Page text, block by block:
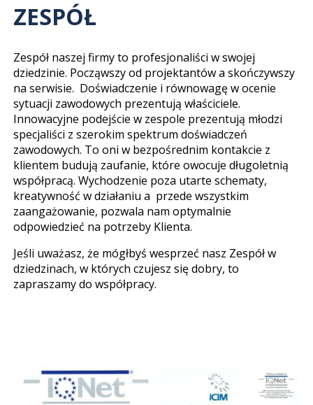
ZESPÓŁ
Zespół naszej firmy to profesjonaliści w swojej
dziedzinie. Począwszy od projektantów a skończywszy
na serwisie. Doświadczenie i równowagę w ocenie
sytuacji zawodowych prezentują właściciele.
Innowacyjne podejście w zespole prezentują młodzi
specjaliści z szerokim spektrum doświadczeń
zawodowych. To oni w bezpośrednim kontakcie z
klientem budują zaufanie, które owocuje długoletnią
współpracą. Wychodzenie poza utarte schematy,
kreatywność w działaniu a przede wszystkim
zaangażowanie, pozwala nam optymalnie
odpowiedzieć na potrzeby Klienta.
Jeśli uważasz, że mógłbyś wesprzeć nasz Zespół w
dziedzinach, w których czujesz się dobry, to
zapraszamy do współpracy.